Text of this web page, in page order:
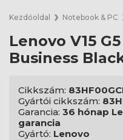
Kezdőoldal Notebook & PC
Lenovo V15
Business
Cikkszám:
Gyártói cikkszám:
Garancia: 36 hónap
garancia
Gyártó: Lenovo